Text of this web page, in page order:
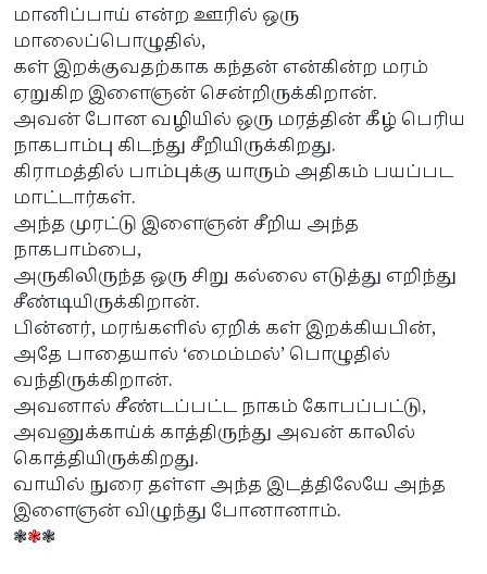
மானிப்பாய் என்ற ஊரில் ஒரு
மாலைப்பொழுதில்,
கள் இறக்குவதற்காக கந்தன் என்கின்ற மரம்
ஏறுகிற இளைஞன் சென்றிருக்கிறான்.
அவன் போன வழியில் ஒரு மரத்தின் கீழ் பெரிய
நாகபாம்பு கிடந்து சீறியிருக்கிறது.
கிராமத்தில் பாம்புக்கு யாரும் அதிகம் பயப்பட
மாட்டார்கள்.
அந்த முரட்டு இளைஞன் சீறிய அந்த
நாகபாம்பை,
அருகிலிருந்த ஒரு சிறு கல்லை எடுத்து எறிந்து
சீண்டியிருக்கிறான்.
பின்னர், மரங்களில் ஏறிக் கள் இறக்கியபின்,
அதே பாதையால் ‘மைம்மல்’ பொழுதில்
வந்திருக்கிறான்.
அவனால் சீண்டப்பட்ட நாகம் கோபப்பட்டு,
அவனுக்காய்க் காத்திருந்து அவன் காலில்
கொத்தியிருக்கிறது.
வாயில் நுரை தள்ள அந்த இடத்திலேயே அந்த
இளைஞன் விழுந்து போனானாம்.
❃❃❃